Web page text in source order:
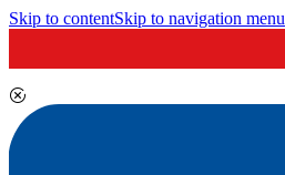
Skip to contentSkip to navigation menu